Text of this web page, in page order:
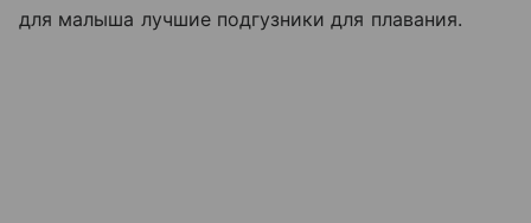
для малыша лучшие подгузники для плавания.